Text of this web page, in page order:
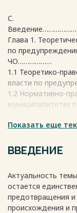
С.
Глава 1.
по
ЧО………………
1.1 Теоретико-
власти по
1.2 Нормативно-
муниципалитетах
Глава 2. г.
2.1 Основные
управления по
администрации г.
Глава 3. Проект
администрации
Показать еще
ВВЕДЕНИЕ
Актуальность
остается
предотвращения
происхождения и